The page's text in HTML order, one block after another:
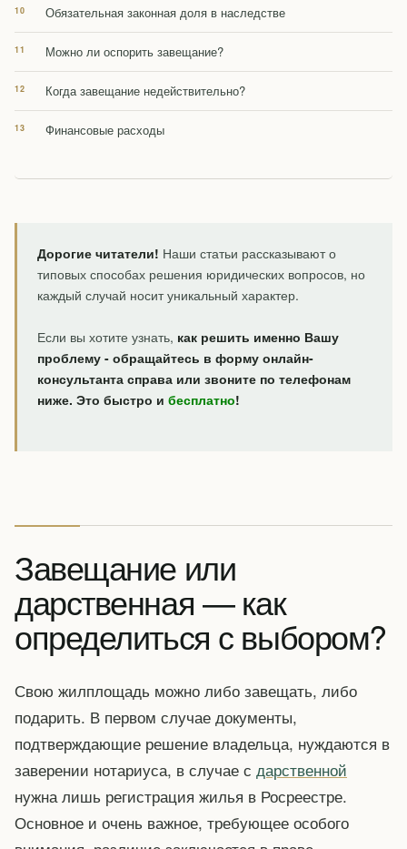
Обязательная законная доля в наследстве
Можно ли оспорить завещание?
Когда завещание недействительно?
Финансовые расходы
Дорогие читатели! Наши статьи рассказывают о
типовых способах решения юридических вопросов, но
каждый случай носит уникальный характер.
Если вы хотите узнать, как решить именно Вашу
проблему - обращайтесь в форму онлайн-
консультанта справа или звоните по телефонам
ниже. Это быстро и бесплатно!
Завещание или
дарственная — как
определиться с выбором?
Свою жилплощадь можно либо завещать, либо
подарить. В первом случае документы,
подтверждающие решение владельца, нуждаются в
заверении нотариуса, в случае с дарственной
нужна лишь регистрация жилья в Росреестре.
Основное и очень важное, требующее особого